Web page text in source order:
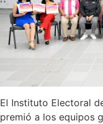
El Instituto Electoral
premió a los equipos